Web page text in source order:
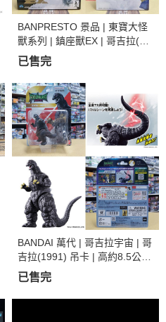
BANPRESTO 景品 | 東寶大怪
獸系列 | 鎮座獸EX | 哥吉拉(19
95) (ver.A) 高約13公分 | 全新
未拆 | 現貨
已售完
BANDAI 萬代 | 哥吉拉宇宙 | 哥
吉拉(1991) 吊卡 | 高約8.5公分
| 可動公仔 | 全新未拆 | 現貨
已售完